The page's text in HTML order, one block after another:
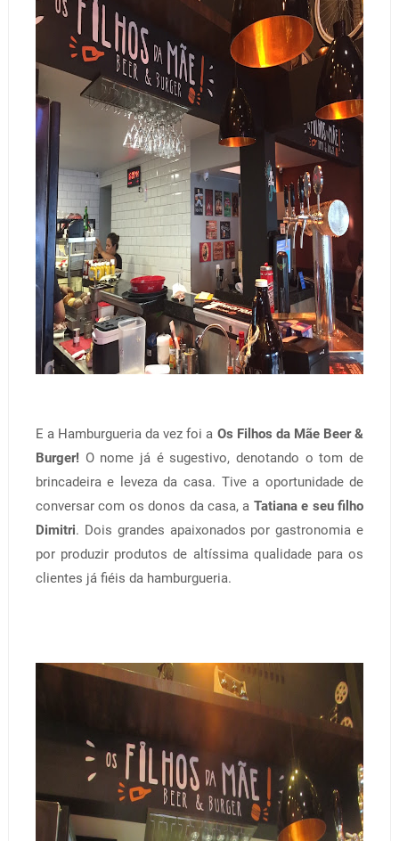
E a Hamburgueria da vez foi a Os Filhos da Mãe Beer &
Burger! O nome já é sugestivo, denotando o tom de
brincadeira e leveza da casa. Tive a oportunidade de
conversar com os donos da casa, a Tatiana e seu filho
Dimitri. Dois grandes apaixonados por gastronomia e
por produzir produtos de altíssima qualidade para os
clientes já fiéis da hamburgueria.